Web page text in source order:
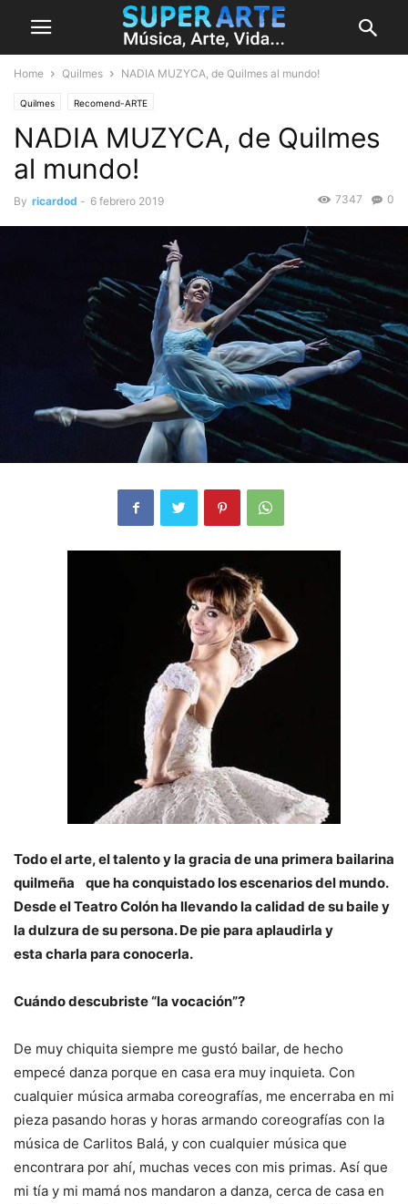
Home Quilmes NADIA MUZYCA, de Quilmes al mundo!
Quilmes Recomend-ARTE
NADIA MUZYCA, de Quilmes
al mundo!
By ricardod - 6 febrero 2019 0
7347
Todo el arte, el talento y la gracia de una primera bailarina
quilmeña que ha conquistado los escenarios del mundo.
Desde el Teatro Colón ha llevando la calidad desu baile y
la dulzura de su persona. De pie para aplaudirla y
esta charla para conocerla.
Cuándo descubriste “la vocación”?
De muy chiquita siempre me gustó bailar, de hecho
empecé danza porque en casa era muy inquieta. Con
cualquier música armaba coreografías, me encerraba en mi
pieza pasando horas y horas armando coreografías con la
música de Carlitos Balá, y con cualquier música que
encontrara por ahí, muchas veces con mis primas. Así que
mi tía y mi mamá nos mandaron a danza, cerca de casa en